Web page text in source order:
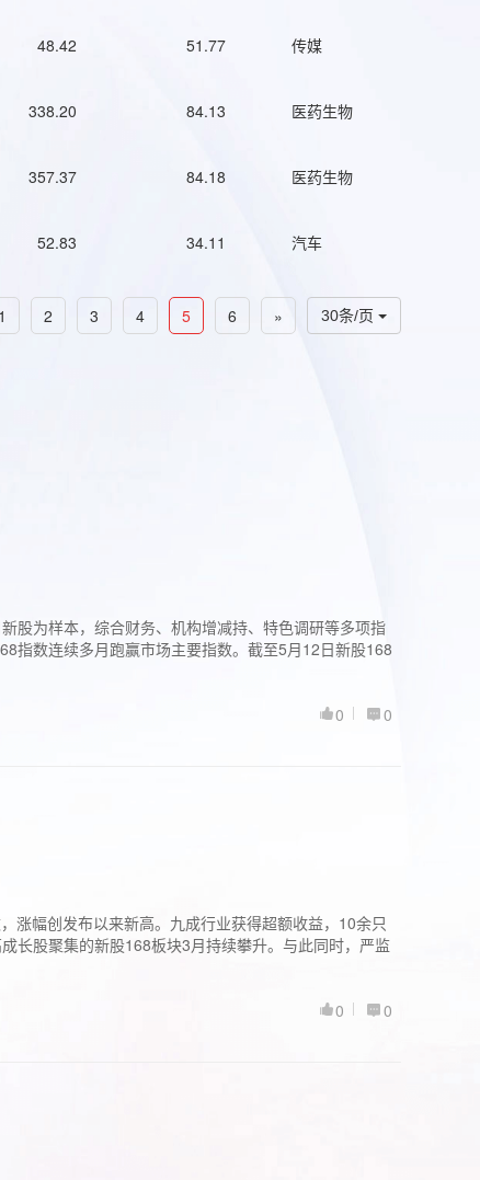
48.42 51.77 传媒
338.20 84.13 医药生物
357.37 84.18 医药生物
52.83 34.11 汽车
30条/页
1 2 3 4 5 6 »
股为样本，综合财务、机构增减持、特色调研等多项指
指数连续多月跑赢市场主要指数。截至5月12日新股168
0
0
涨幅创发布以来新高。九成行业获得超额收益，10余只
长股聚集的新股168板块3月持续攀升。与此同时，严监
0
0